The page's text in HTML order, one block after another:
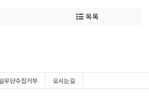
목록
무단수집거부 오시는길